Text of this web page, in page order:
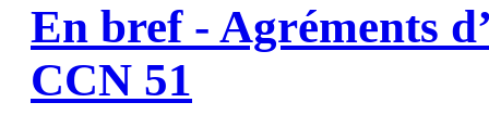
En bref - Agréments
CCN 51